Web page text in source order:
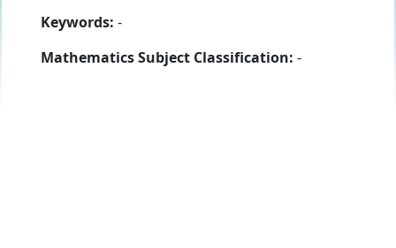
Keywords: -
Mathematics Subject Classification: -